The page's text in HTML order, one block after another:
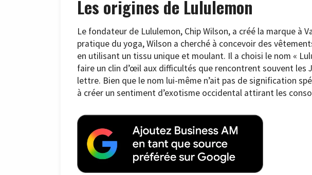
Les origines de Lululemon
Le fondateur de Lululemon, Chip Wilson, a créé la marque à
pratique du yoga, Wilson a cherché à concevoir des
en utilisant un tissu unique et moulant. Il a choisi le nom «
faire un clin d’œil aux difficultés que rencontrent souvent les
lettre. Bien que le nom lui-même n’ait pas de signification
à créer un sentiment d’exotisme occidental attirant les